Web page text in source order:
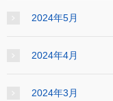
2024年5月
2024年4月
2024年3月